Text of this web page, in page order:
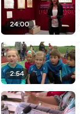
24:00
2:54